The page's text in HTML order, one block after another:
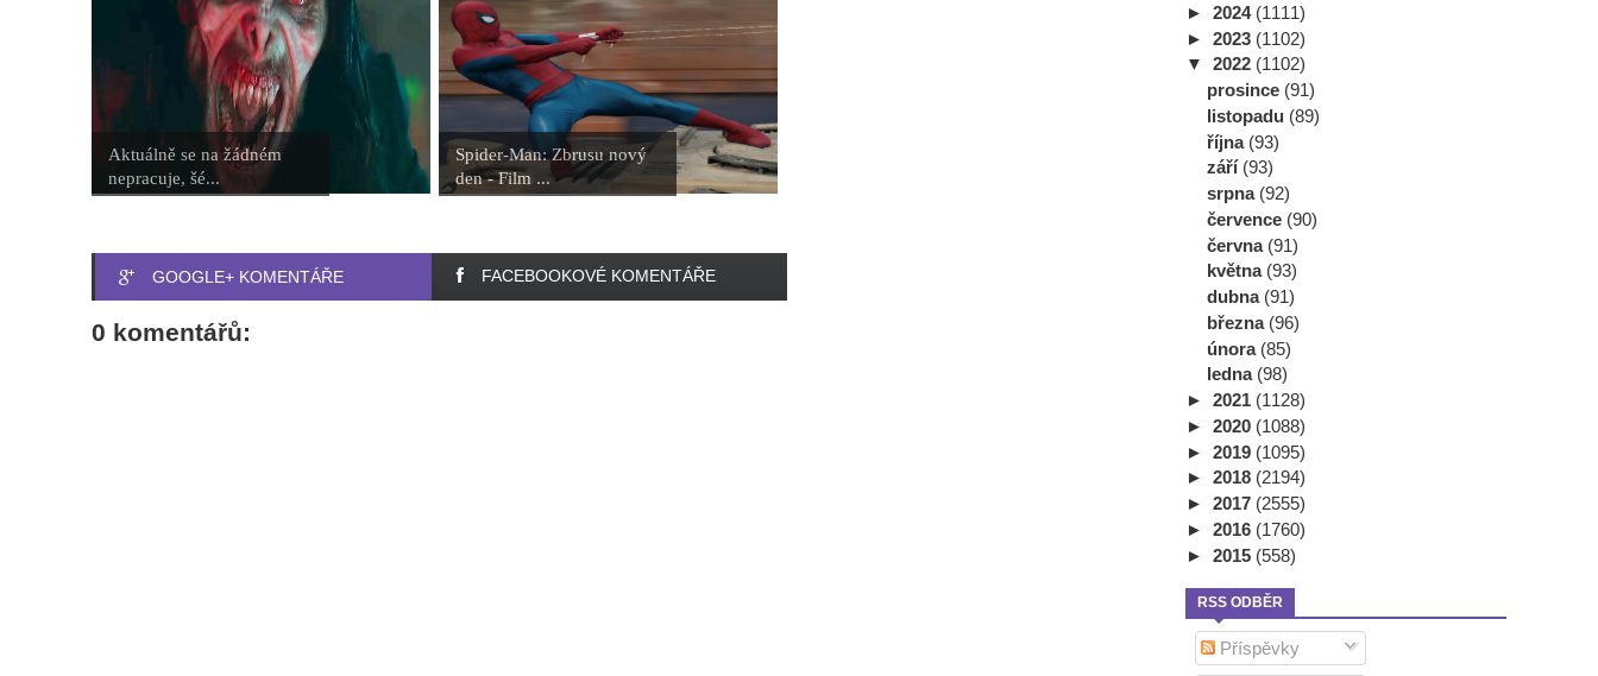
Aktuálně se na žádném
nepracuje, šé...
Spider-Man: Zbrusu nový
den - Film ...
GOOGLE+ KOMENTÁŘE FACEBOOKOVÉ KOMENTÁŘE
0 komentářů:
► 2024 (1111)
► 2023 (1102)
▼ 2022 (1102)
prosince (91)
listopadu (89)
října (93)
září (93)
srpna (92)
července (90)
června (91)
května (93)
dubna (91)
března (96)
února (85)
ledna (98)
► 2021 (1128)
► 2020 (1088)
► 2019 (1095)
► 2018 (2194)
► 2017 (2555)
► 2016 (1760)
► 2015 (558)
RSS ODBĚR
Příspěvky